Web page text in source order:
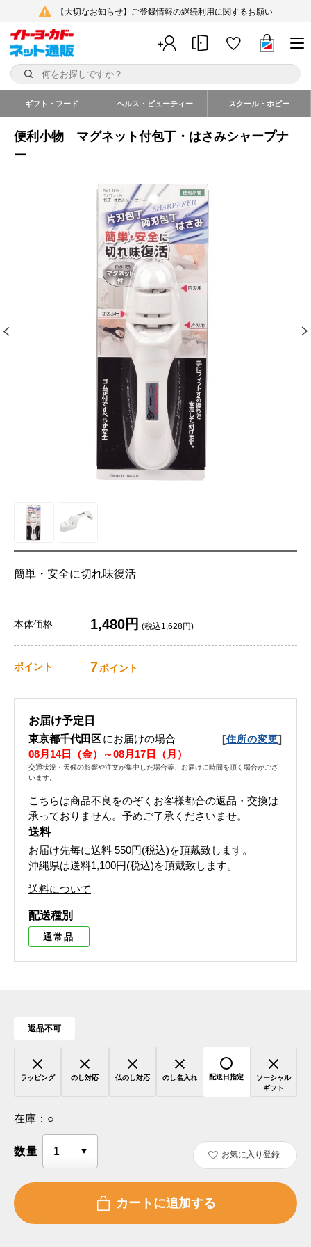
【大切なお知らせ】ご登録情報の継続利用に関するお願い
ギフト・フード ヘルス・ビューティー スクール・ホビー
便利小物 マグネット付包丁・はさみシャープナ
ー
簡単・安全に切れ味復活
本体価格 1,480円 (税込1,628円)
ポイント 7ポイント
お届け予定日
東京都千代田区にお届けの場合 [住所の変更]
08月14日（金）～08月17日（月）
交通状況・天候の影響や注文が集中した場合等、お届けに時間を頂く場合がござ
います。
こちらは商品不良をのぞくお客様都合の返品・交換は
承っておりません。予めご了承くださいませ。
送料
お届け先毎に送料 550円(税込)を頂戴致します。
沖縄県は送料1,100円(税込)を頂戴致します。
送料について
配送種別
通常品
返品不可
ラッピング のし対応 仏のし対応 のし名入れ 配送日指定
ソーシャル
ギフト
在庫： ○
数量 お気に入り登録